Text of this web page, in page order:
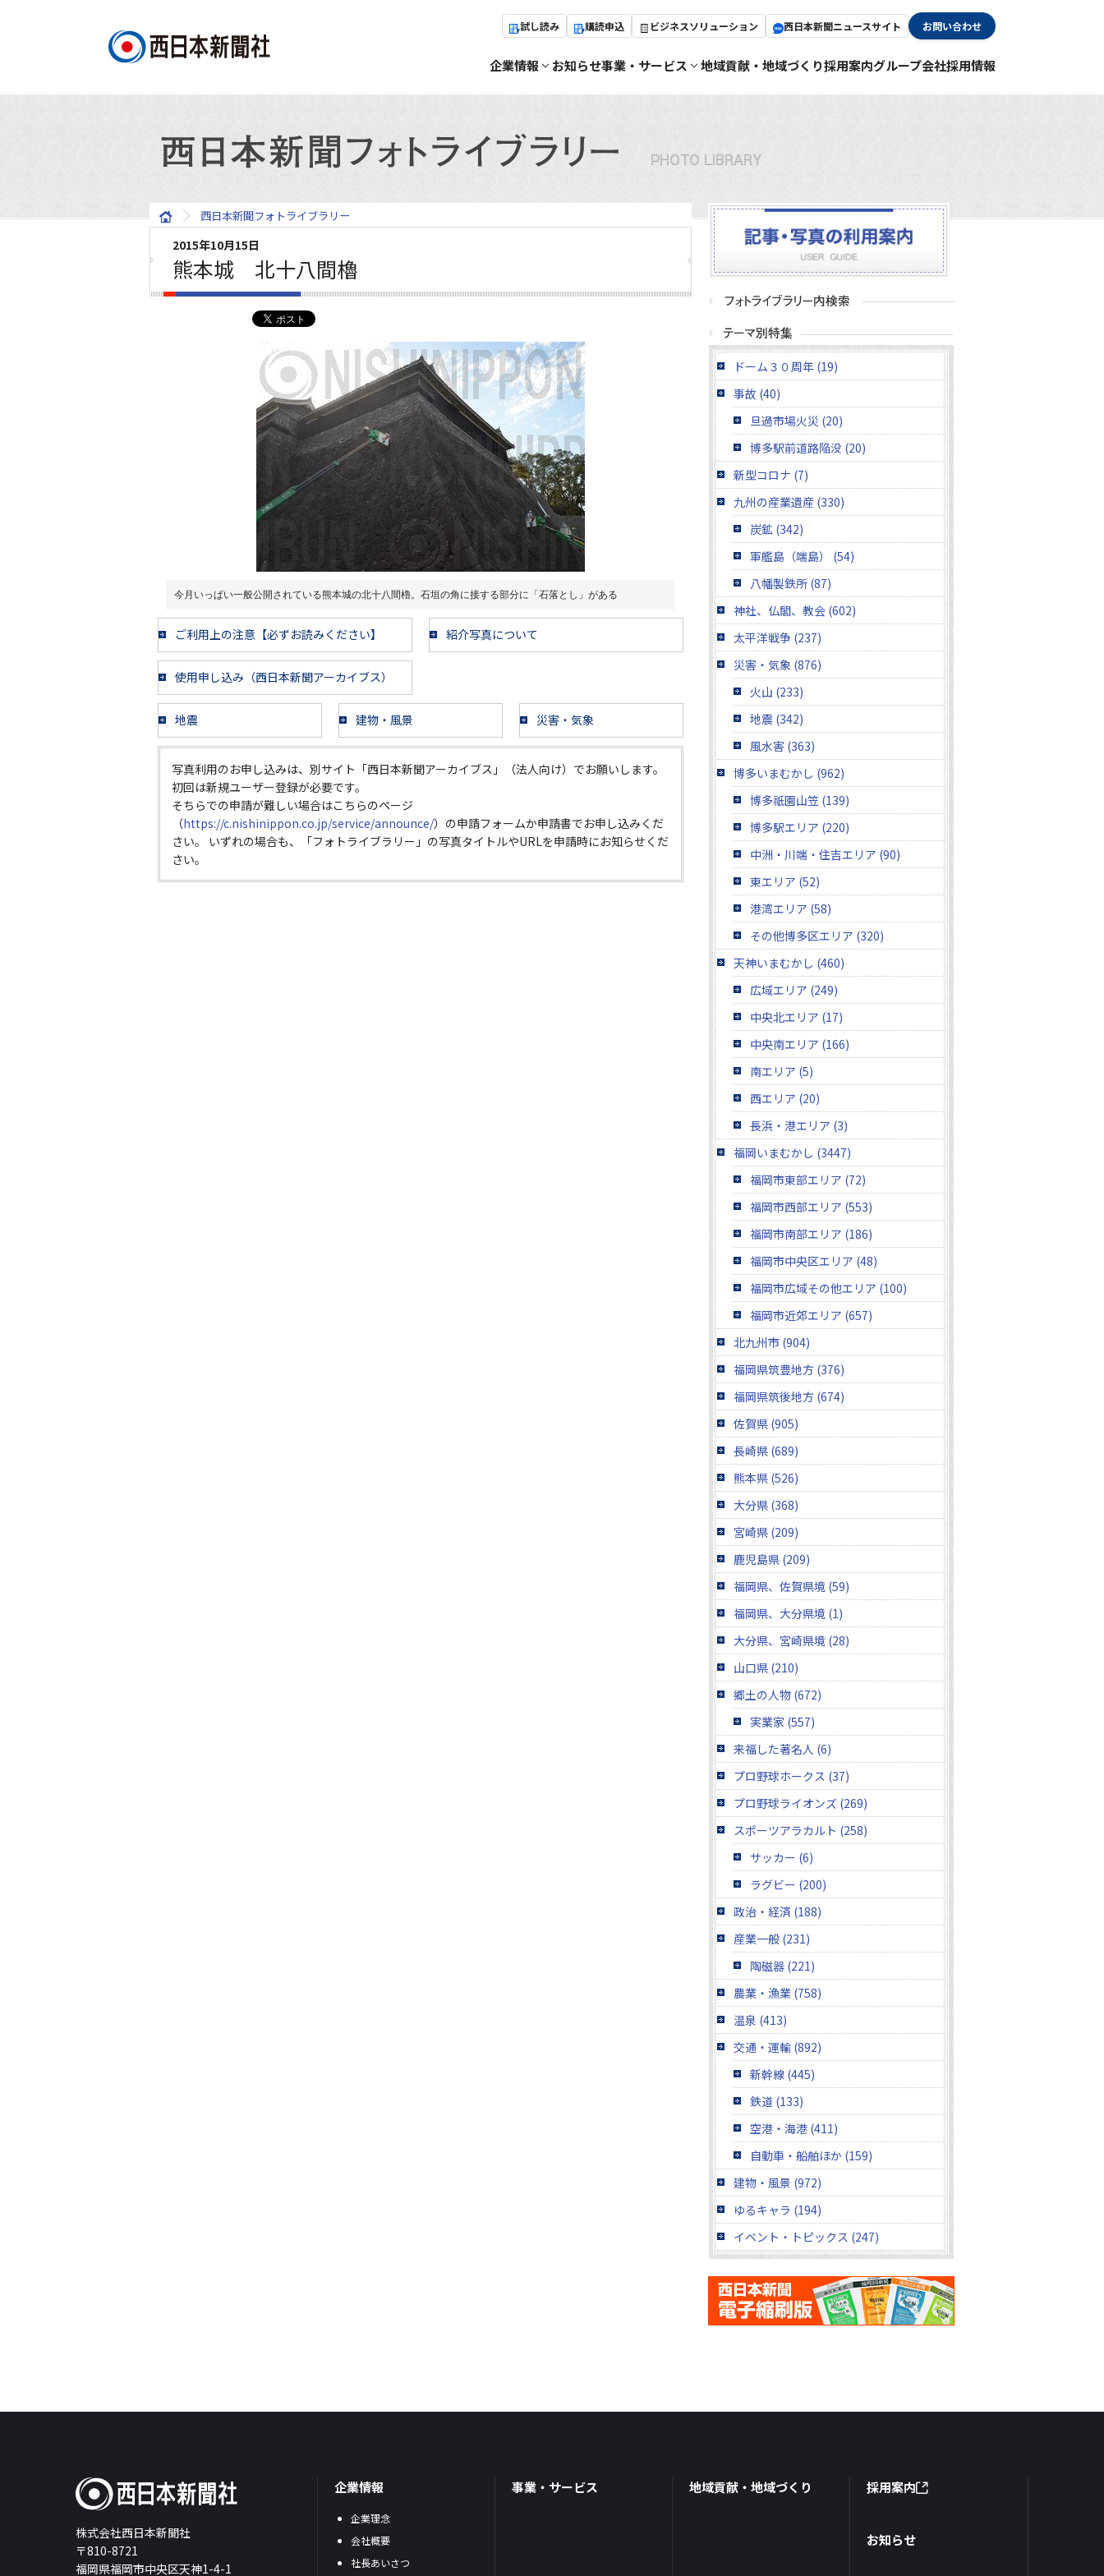
試し読み 購読申込 ビジネスソリューション 西日本新聞ニュースサイト お問い合わせ
企業情報 お知らせ事業・サービス 地域貢献・地域づくり採用案内グループ会社採用情報
西日本新聞フォトライブラリー
2015年10月15日
熊本城 北十八間櫓
今月いっぱい一般公開されている熊本城の北十八間櫓。石垣の角に接する部分に「石落とし」がある
ご利用上の注意【必ずお読みください】 紹介写真について
使用申し込み（西日本新聞アーカイブス）
地震 建物・風景 災害・気象
写真利用のお申し込みは、別サイト「西日本新聞アーカイブス」（法人向け）でお願いします。
初回は新規ユーザー登録が必要です。
そちらでの申請が難しい場合はこちらのページ
（https://c.nishinippon.co.jp/service/announce/）の申請フォームか申請書でお申し込みくだ
さい。 いずれの場合も、「フォトライブラリー」の写真タイトルやURLを申請時にお知らせくだ
さい。
ドーム３０周年 (19)
事故 (40)
旦過市場火災 (20)
博多駅前道路陥没 (20)
新型コロナ (7)
九州の産業遺産 (330)
炭鉱 (342)
軍艦島（端島） (54)
八幡製鉄所 (87)
神社、仏閣、教会 (602)
太平洋戦争 (237)
災害・気象 (876)
火山 (233)
地震 (342)
風水害 (363)
博多いまむかし (962)
博多祇園山笠 (139)
博多駅エリア (220)
中洲・川端・住吉エリア (90)
東エリア (52)
港湾エリア (58)
その他博多区エリア (320)
天神いまむかし (460)
広域エリア (249)
中央北エリア (17)
中央南エリア (166)
南エリア (5)
西エリア (20)
長浜・港エリア (3)
福岡いまむかし (3447)
福岡市東部エリア (72)
福岡市西部エリア (553)
福岡市南部エリア (186)
福岡市中央区エリア (48)
福岡市広域その他エリア (100)
福岡市近郊エリア (657)
北九州市 (904)
福岡県筑豊地方 (376)
福岡県筑後地方 (674)
佐賀県 (905)
長崎県 (689)
熊本県 (526)
大分県 (368)
宮崎県 (209)
鹿児島県 (209)
福岡県、佐賀県境 (59)
福岡県、大分県境 (1)
大分県、宮崎県境 (28)
山口県 (210)
郷土の人物 (672)
実業家 (557)
来福した著名人 (6)
プロ野球ホークス (37)
プロ野球ライオンズ (269)
スポーツアラカルト (258)
サッカー (6)
ラグビー (200)
政治・経済 (188)
産業一般 (231)
陶磁器 (221)
農業・漁業 (758)
温泉 (413)
交通・運輸 (892)
新幹線 (445)
鉄道 (133)
空港・海港 (411)
自動車・船舶ほか (159)
建物・風景 (972)
ゆるキャラ (194)
イベント・トピックス (247)
株式会社西日本新聞社
〒810-8721
福岡県福岡市中央区天神1-4-1
企業情報
企業理念
会社概要
社長あいさつ
事業・サービス 地域貢献・地域づくり 採用案内
お知らせ